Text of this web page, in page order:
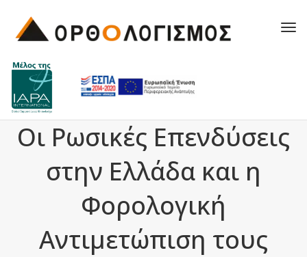
Οι Ρωσικές Επενδύσεις
στην Ελλάδα και η
Φορολογική
Αντιμετώπιση τους